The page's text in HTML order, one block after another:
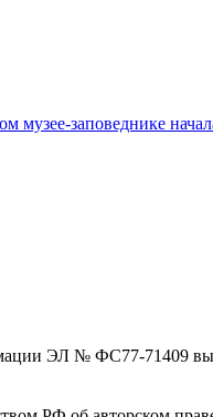
музее-заповеднике
ЭЛ № ФС77-71409